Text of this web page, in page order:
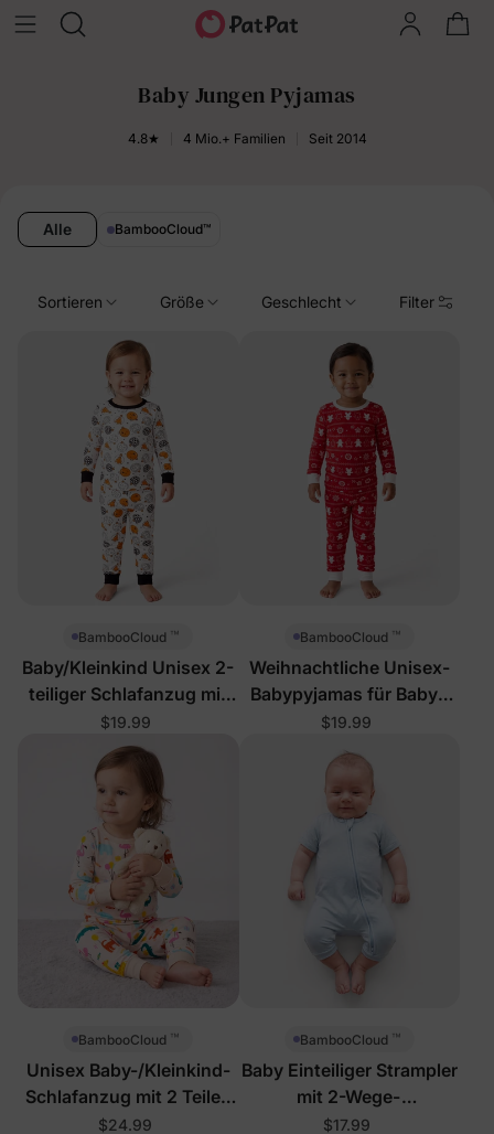
Baby Jungen Pyjamas
4.8★ 4 Mio.+ Familien Seit 2014
Alle BambooCloud™
Sortieren Größe Geschlecht Filter
BambooCloud ™
Baby/Kleinkind Unisex 2-
teiliger Schlafanzug mit
lachenden Kürbissen
$19.99
BambooCloud ™
Weihnachtliche Unisex-
Babypyjamas für Babys
und Kleinkinder, 2-teilig,
mit Lebkuchen-Rentier-
Motiv
$19.99
BambooCloud ™
Unisex Baby-/Kleinkind-
Schlafanzug mit 2 Teilen
und Geburtstagsmotiven
$24.99
BambooCloud ™
Baby Einteiliger Strampler
mit 2-Wege-
Reißverschluss
$17.99